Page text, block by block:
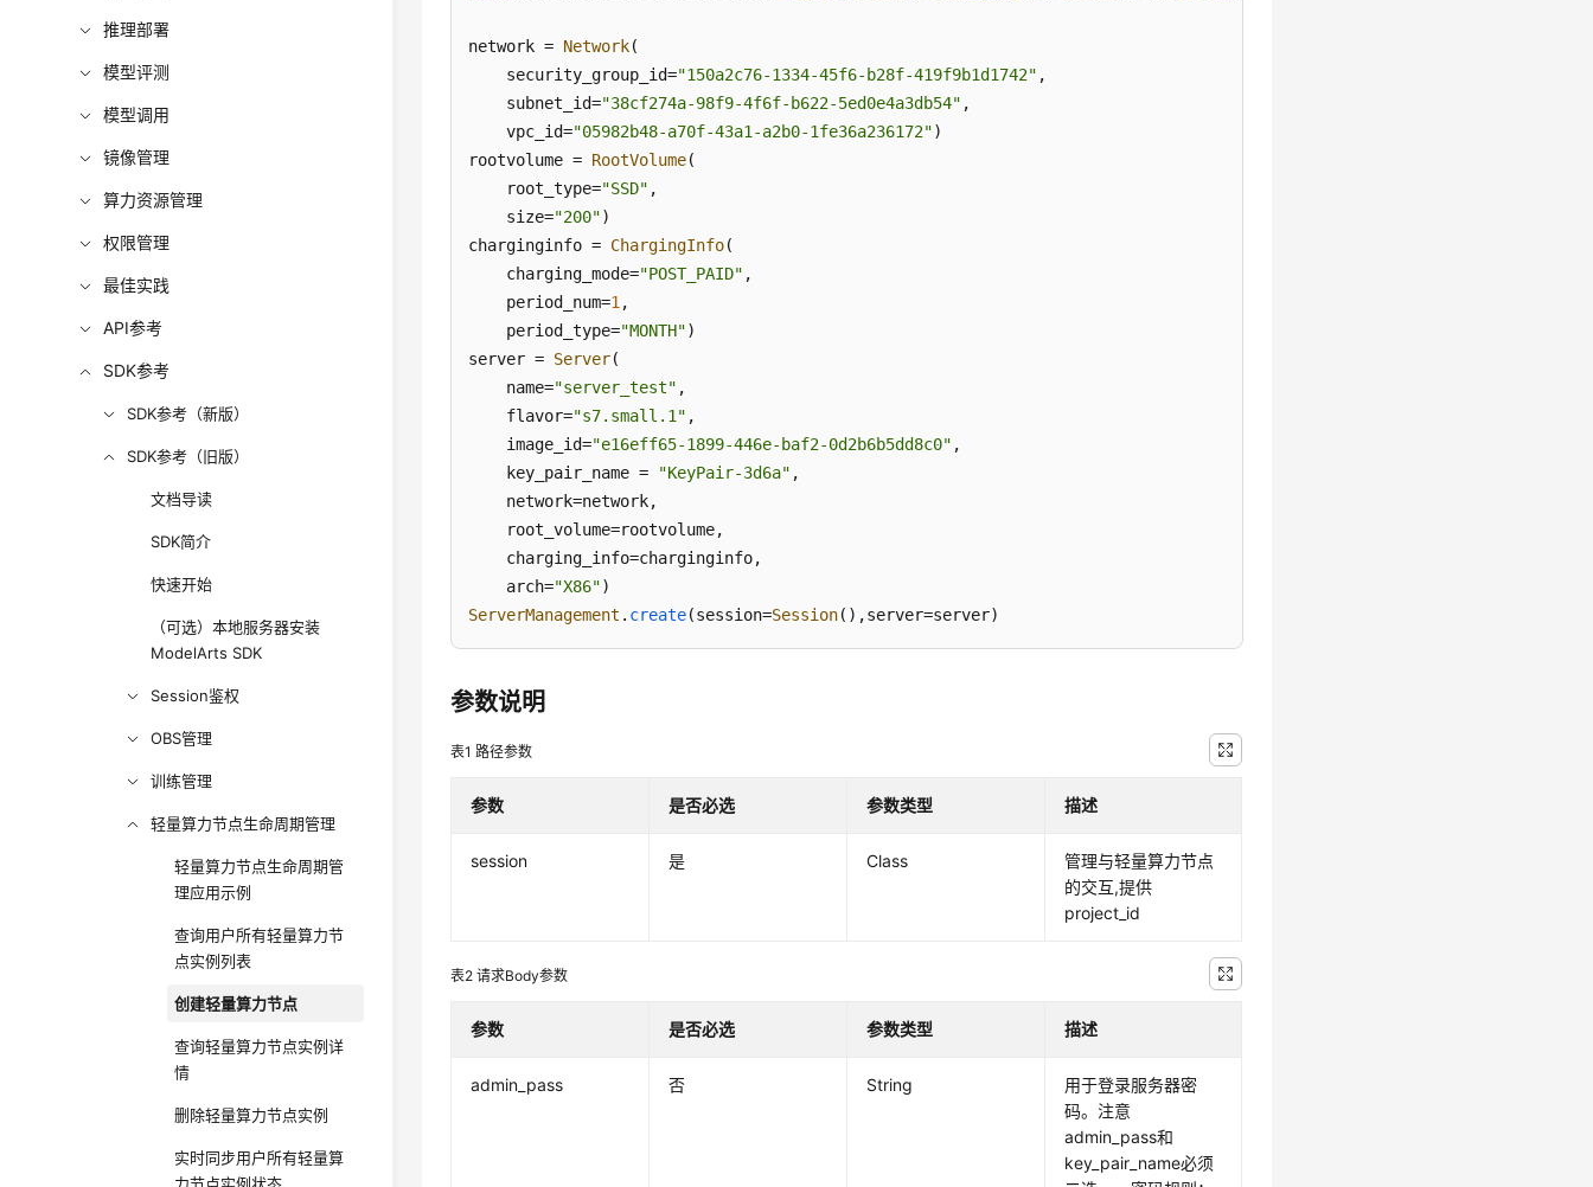
推理部署
模型评测
模型调用
镜像管理
算力资源管理
权限管理
最佳实践
API参考
SDK参考
SDK参考（新版）
SDK参考（旧版）
文档导读
SDK简介
快速开始
（可选）本地服务器安装
ModelArts SDK
Session鉴权
OBS管理
训练管理
轻量算力节点生命周期管理
轻量算力节点生命周期管
理应用示例
查询用户所有轻量算力节
点实例列表
创建轻量算力节点
查询轻量算力节点实例详
情
删除轻量算力节点实例
实时同步用户所有轻量算
network = Network(
    security_group_id=
"150a2c76-1334-45f6-b28f-419f9b1d1742" ,
    subnet_id=
"38cf274a-98f9-4f6f-b622-5ed0e4a3db54" ,
    vpc_id=
"05982b48-a70f-43a1-a2b0-1fe36a236172")
rootvolume = RootVolume(
    root_type=
"SSD" ,
    size=
"200")
charginginfo = ChargingInfo(
    charging_mode=
"POST_PAID" ,
    period_num=
1 ,
    period_type=
"MONTH")
server = Server(
    name=
"server_test" ,
    flavor=
"s7.small.1" ,
    image_id=
"e16eff65-1899-446e-baf2-0d2b6b5dd8c0" ,
    key_pair_name =
"KeyPair-3d6a" ,
    network=network,
    root_volume=rootvolume,
    charging_info=charginginfo,
    arch=
"X86"
ServerManagement . create(session=Session(),server=server)
参数说明
表1路径参数
参数 是否必选 参数类型 描述
session 是 Class
管理与轻量算力节点
的交互,提供
project_id
表2请求Body参数
参数 是否必选 参数类型 描述
admin_pass 否 String
用于登录服务器密
码。注意
admin_pass和
key_pair_name必须